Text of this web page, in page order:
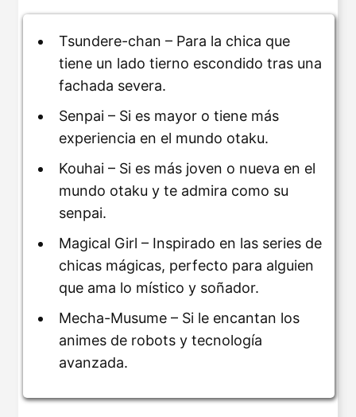
Tsundere-chan – Para la chica que
tiene un lado tierno escondido tras una
fachada severa.
Senpai – Si es mayor o tiene más
experiencia en el mundo otaku.
Kouhai – Si es más joven o nueva en el
mundo otaku y te admira como su
senpai.
Magical Girl – Inspirado en las series de
chicas mágicas, perfecto para alguien
que ama lo místico y soñador.
Mecha-Musume – Si le encantan los
animes de robots y tecnología
avanzada.